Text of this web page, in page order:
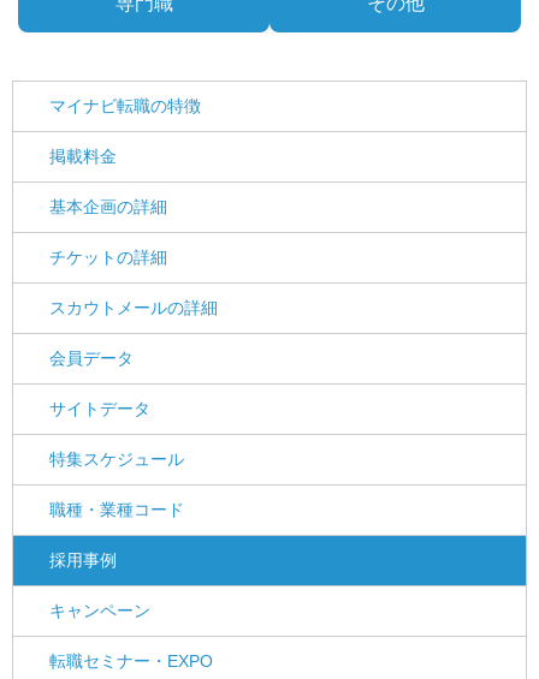
マイナビ転職の特徴
掲載料金
基本企画の詳細
チケットの詳細
スカウトメールの詳細
会員データ
サイトデータ
特集スケジュール
職種・業種コード
採用事例
キャンペーン
転職セミナー・EXPO